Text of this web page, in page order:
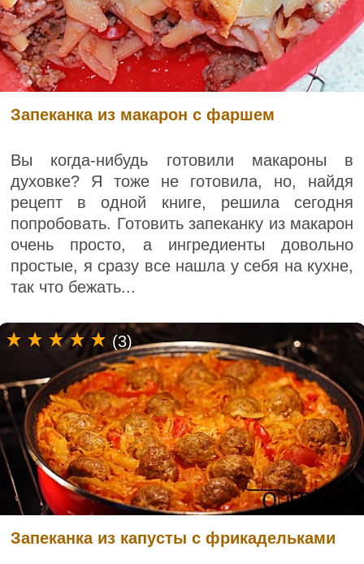
Запеканка из макарон с фаршем
Вы когда-нибудь готовили макароны в
духовке? Я тоже не готовила, но, найдя
рецепт в одной книге, решила сегодня
попробовать. Готовить запеканку из макарон
очень просто, а ингредиенты довольно
простые, я сразу все нашла у себя на кухне,
так что бежать...
Запеканка из капусты с фрикадельками
(3)